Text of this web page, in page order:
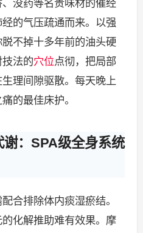
没药等名贵味材的催经
的气压疏通而来。以强
不掉十多年前的油头硬
法的穴位点彻，把局部
理间隙驱散。每天晚上
的最佳床护。
谢：SPA级全身系统
合排除体内痰湿瘀结。
化解推助难有效果。摩